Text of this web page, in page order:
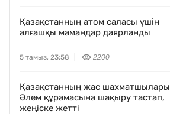
Қазақстанның атом саласы үшін
алғашқы мамандар даярланды
5 тамыз, 23:58 2200
Қазақстанның жас шахматшылары
Әлем құрамасына шақыру тастап,
жеңіске жетті